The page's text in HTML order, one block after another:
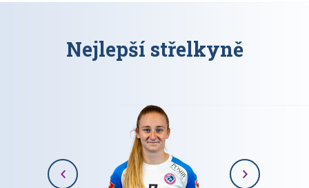
Nejlepší střelkyně